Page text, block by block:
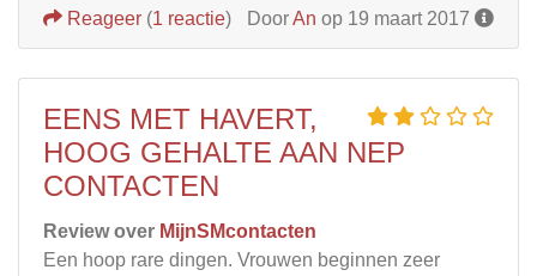
DoorAn op 19 maart 2017
Reageer (1 reactie)
EENS MET HAVERT,
HOOG GEHALTE AAN NEP
CONTACTEN
Review over MijnSMcontacten
Een hoop rare dingen. Vrouwen beginnen zeer